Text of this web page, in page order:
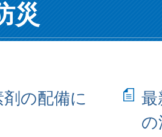
災
の配備に
最
の